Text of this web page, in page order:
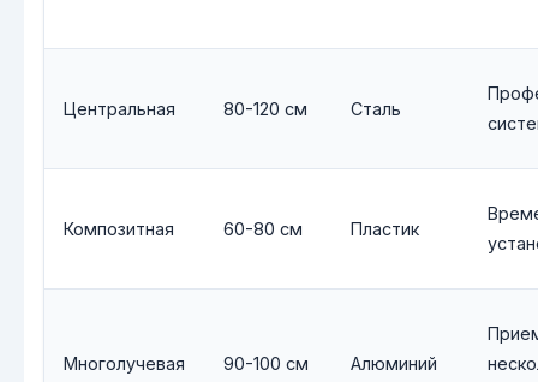
Центральная 80-120 см Сталь
Композитная 60-80 см Пластик
Многолучевая 90-100 см Алюминий